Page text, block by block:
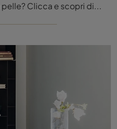
Cerchi Poltrone design in pelle? Clicca e scopri di più sul modello Ruby Lounge di Cattelan Italia.